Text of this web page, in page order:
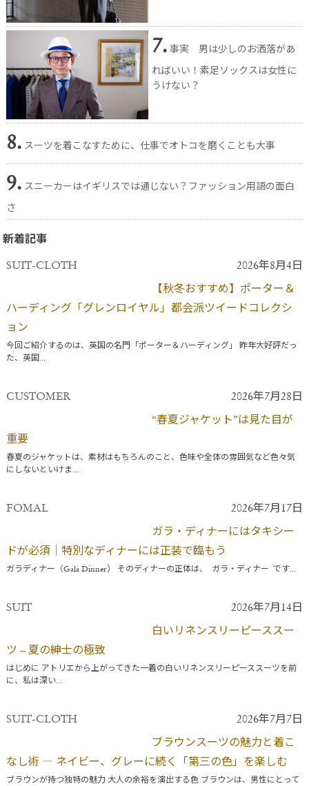
7. 事実 男は少しのお洒落があ
ればいい！素足ソックスは女性に
うけない？
8. スーツを着こなすために、仕事でオトコを磨くことも大事
9. スニーカーはイギリスでは通じない？ファッション用語の面白
さ
新着記事
SUIT-CLOTH 2026年8月4日
【秋冬おすすめ】ポーター＆
ハーディング「グレンロイヤル」都会派ツイードコレクシ
ョン
今回ご紹介するのは、英国の名門「ポーター＆ハーディング」 昨年大好評だっ
た、英国...
CUSTOMER 2026年7月28日
“春夏ジャケット”は見た目が
重要
春夏のジャケットは、素材はもちろんのこと、色味や全体の雰囲気など色々気
にしないといけま...
FOMAL 2026年7月17日
ガラ・ディナーにはタキシー
ドが必須｜特別なディナーには正装で臨もう
ガラディナー（Gala Dinner） そのディナーの正体は、 ガラ・ディナー です...
SUIT 2026年7月14日
白いリネンスリーピーススー
ツ – 夏の紳士の極致
はじめに アトリエから上がってきた一着の白いリネンスリーピーススーツを前
に、私は深い...
SUIT-CLOTH 2026年7月7日
ブラウンスーツの魅力と着こ
なし術 ― ネイビー、グレーに続く「第三の色」を楽しむ
ブラウンが持つ独特の魅力 大人の余裕を演出する色 ブラウンは、男性にとって